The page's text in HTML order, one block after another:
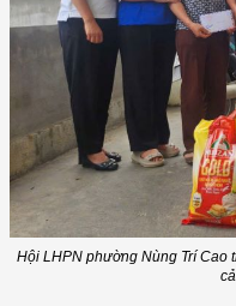
Hội LHPN phường Nùng Trí Cao